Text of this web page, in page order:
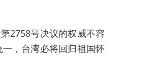
2758号决议的权威不容
，台湾必将回归祖国怀